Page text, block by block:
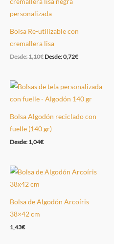
Bolsa Re-utilizable con
cremallera lisa
Desde:1,10€ Desde:0,72€
Bolsa Algodón reciclado con
fuelle (140 gr)
Desde: 1,04€
Bolsa de Algodón Arcoíris
38×42 cm
1,43€